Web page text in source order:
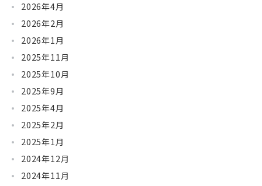
2026年4月
2026年2月
2026年1月
2025年11月
2025年10月
2025年9月
2025年4月
2025年2月
2025年1月
2024年12月
2024年11月